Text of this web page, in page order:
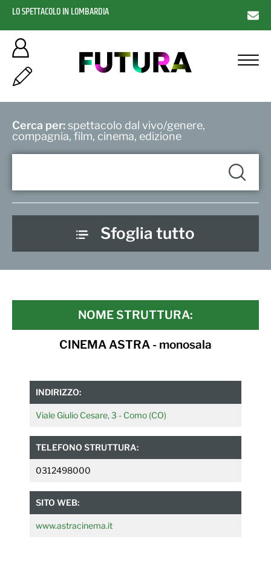
LO SPETTACOLO IN LOMBARDIA
Cerca per:spettacolo dal vivo/genere,
compagnia, film, cinema, edizione
Sfoglia tutto
NOME STRUTTURA:
CINEMA ASTRA - monosala
INDIRIZZO:
Viale Giulio Cesare, 3 - Como (CO)
TELEFONO STRUTTURA:
0312498000
SITO WEB:
www.astracinema.it